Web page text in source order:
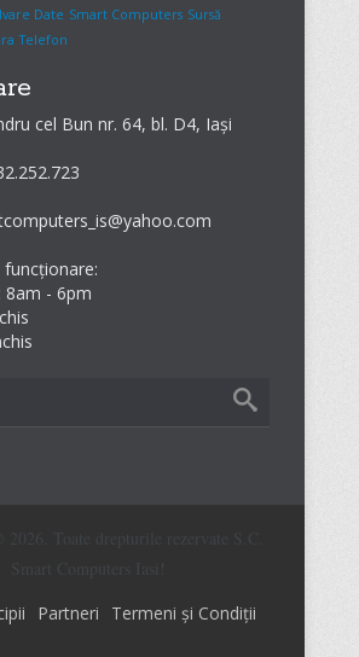
Date Smart Computers Sursă
Telefon
cel Bun nr. 64, bl. D4, Iași
8am - 6pm
Toate drepturile rezervate S.C.
Smart Computers Iasi!
Partneri Termeni și Condiții